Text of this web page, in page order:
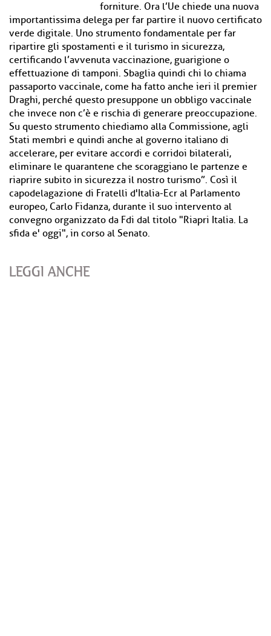
forniture. Ora l’Ue chiede una nuova
importantissima delega per far partire il nuovo certificato
verde digitale. Uno strumento fondamentale per far
ripartire gli spostamenti e il turismo in sicurezza,
certificando l’avvenuta vaccinazione, guarigione o
effettuazione di tamponi. Sbaglia quindi chi lo chiama
passaporto vaccinale, come ha fatto anche ieri il premier
Draghi, perché questo presuppone un obbligo vaccinale
che invece non c’è e rischia di generare preoccupazione.
Su questo strumento chiediamo alla Commissione, agli
Stati membri e quindi anche al governo italiano di
accelerare, per evitare accordi e corridoi bilaterali,
eliminare le quarantene che scoraggiano le partenze e
riaprire subito in sicurezza il nostro turismo”. Così il
capodelagazione di Fratelli d'Italia-Ecr al Parlamento
europeo, Carlo Fidanza, durante il suo intervento al
convegno organizzato da Fdi dal titolo "Riapri Italia. La
sfida e' oggi", in corso al Senato.
LEGGI ANCHE